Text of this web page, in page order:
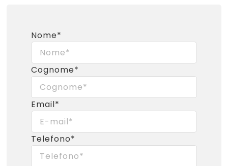
Nome*
Cognome*
Email*
Telefono*